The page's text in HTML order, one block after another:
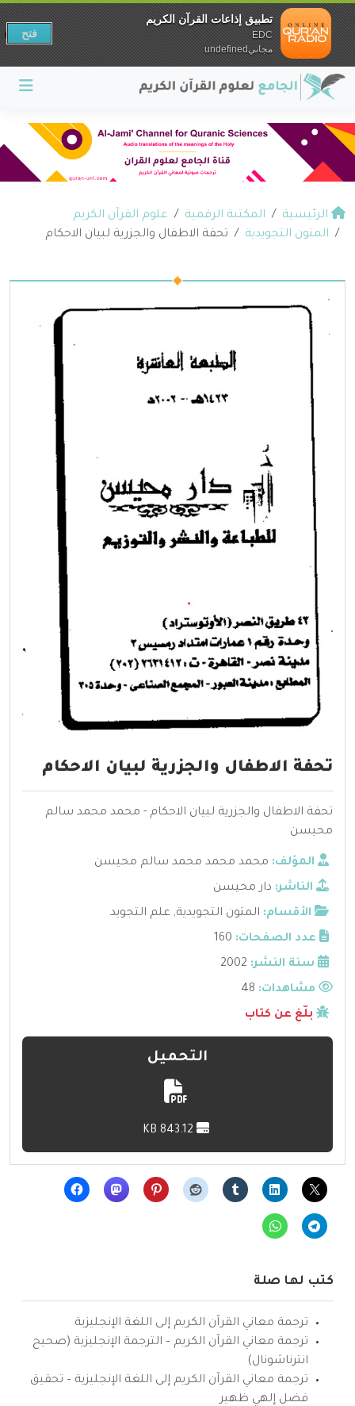
الرئيسية المكتبة الرقمية
علوم القرآن الكريم
المتون التجويدية
تحفة الاطفال والجزرية لبيان الاحكام
تحفة الاطفال والجزرية لبيان الاحكام
تحفة الاطفال والجزرية لبيان الاحكام - محمد محمد سالم
محيسن
المؤلف: محمد محمد محمد سالم محيسن
الناشر: دار محيسن
الأقسام: المتون التجويدية, علم التجويد
عدد الصفحات: 160
سنة النشر: 2002
مشاهدات:
بلّغ عن كتاب
التحميل
كتب لها صلة
ترجمة معاني القرآن الكريم إلى اللغة الإنجليزية
ترجمة معاني القرآن الكريم – الترجمة الإنجليزية (صحيح
انترناشونال)
ترجمة معاني القرآن الكريم إلى اللغة الإنجليزية – تحقيق
فضل إلهي ظهير
تطبيق إذاعات القرآن الكريم
EDC
مجانيundefined
فتح